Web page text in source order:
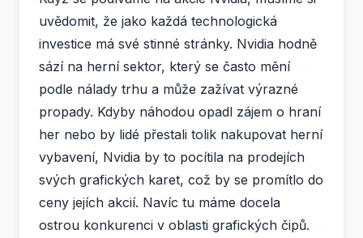
uvědomit, že jako každá technologická
investice má své stinné stránky. Nvidia hodně
sází na herní sektor, který se často mění
podle nálady trhu a může zažívat výrazné
propady. Kdyby náhodou opadl zájem o hraní
her nebo by lidé přestali tolik nakupovat herní
vybavení, Nvidia by to pocítila na prodejích
svých grafických karet, což by se promítlo do
ceny jejích akcií. Navíc tu máme docela
ostrou konkurenci v oblasti grafických čipů.